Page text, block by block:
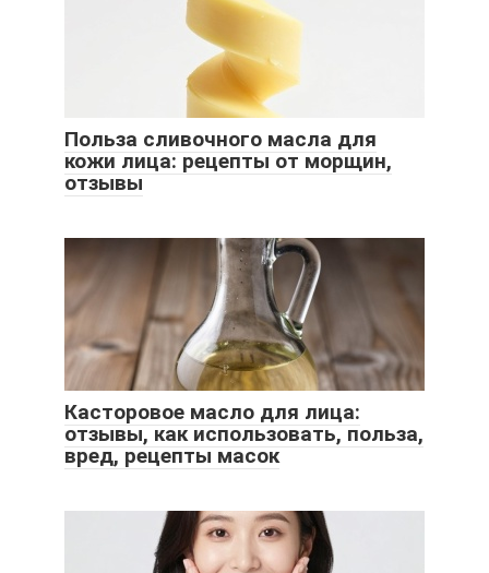
Польза сливочного масла для
кожи лица: рецепты от морщин,
отзывы
Касторовое масло для лица:
отзывы, как использовать, польза,
вред, рецепты масок